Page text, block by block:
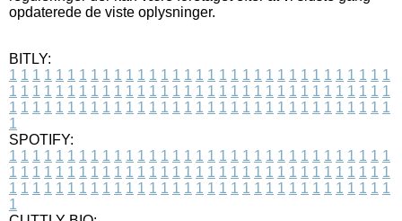
opdaterede de viste oplysninger.
BITLY:
1 1 1 1 1 1 1 1 1 1 1 1 1 1 1 1 1 1 1 1 1 1 1 1 1 1 1 1 1 1 1 1 1
1 1 1 1 1 1 1 1 1 1 1 1 1 1 1 1 1 1 1 1 1 1 1 1 1 1 1 1 1 1 1 1 1
1 1 1 1 1 1 1 1 1 1 1 1 1 1 1 1 1 1 1 1 1 1 1 1 1 1 1 1 1 1 1 1 1
1
SPOTIFY:
1 1 1 1 1 1 1 1 1 1 1 1 1 1 1 1 1 1 1 1 1 1 1 1 1 1 1 1 1 1 1 1 1
1 1 1 1 1 1 1 1 1 1 1 1 1 1 1 1 1 1 1 1 1 1 1 1 1 1 1 1 1 1 1 1 1
1 1 1 1 1 1 1 1 1 1 1 1 1 1 1 1 1 1 1 1 1 1 1 1 1 1 1 1 1 1 1 1 1
1